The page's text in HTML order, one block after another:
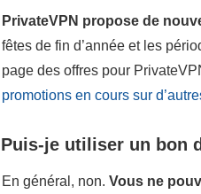
PrivateVPN propose de
fêtes de fin d’année et les
page des offres pour
promotions en cours sur
Puis-je utiliser un bon
En général, non. Vous ne